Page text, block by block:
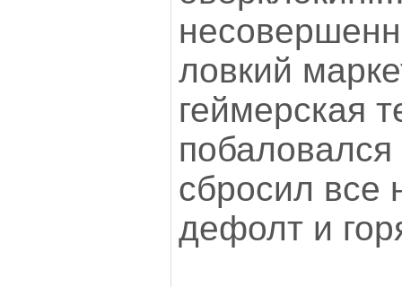
ловкий
геймерская
сбросил все
дефолт и